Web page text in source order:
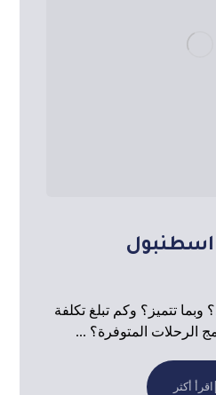
اسطنبول
تتميز؟ وكم تبلغ تكلفة
الرحلات المتوفرة؟ ...
اقرأ أكثر